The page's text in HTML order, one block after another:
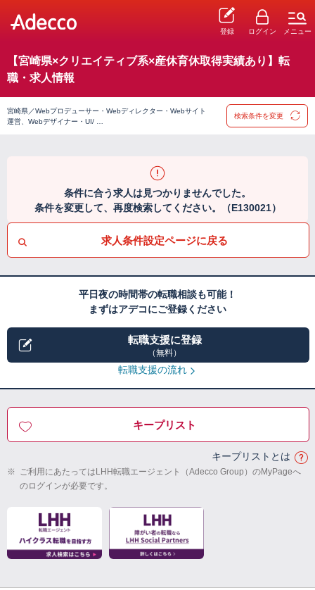
登録 ログイン メニュー
【宮崎県×クリエイティブ系×産休育休取得実績あり】転
職・求人情報
宮崎県／Webプロデューサー・Webディレクター・Webサイト
運営、Webデザイナー・UI/ …
検索条件を変更
条件に合う求人は見つかりませんでした。
条件を変更して、再度検索してください。（E130021）
求人条件設定ページに戻る
平日夜の時間帯の転職相談も可能！
まずはアデコにご登録ください
転職支援に登録
（無料）
転職支援の流れ
キープリスト
キープリストとは
※ ご利用にあたってはLHH転職エージェント（Adecco Group）のMyPageへ
のログインが必要です。